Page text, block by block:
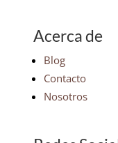
Acerca de
Blog
Contacto
Nosotros